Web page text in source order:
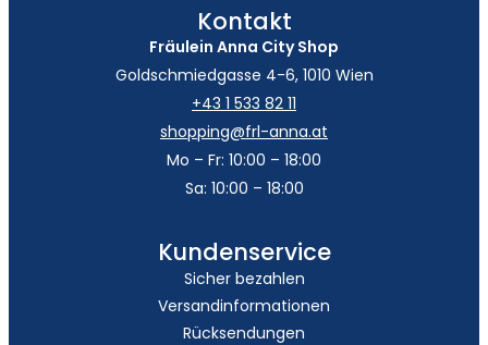
Kontakt
Fräulein Anna City Shop
Goldschmiedgasse 4-6, 1010 Wien
+43 1 533 82 11
shopping@frl-anna.at
Mo – Fr: 10:00 – 18:00
Sa: 10:00 – 18:00
Kundenservice
Sicher bezahlen
Versandinformationen
Rücksendungen